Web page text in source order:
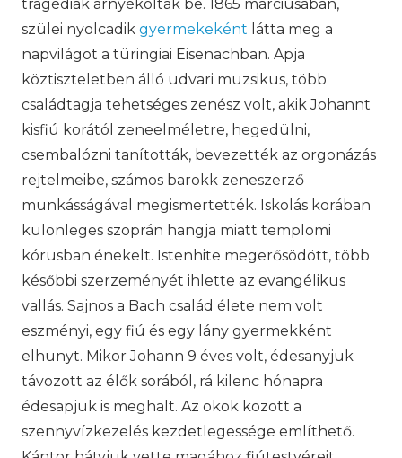
tragédiák árnyékolták be. 1865 márciusában,
szülei nyolcadik gyermekeként látta meg a
napvilágot a türingiai Eisenachban. Apja
köztiszteletben álló udvari muzsikus, több
családtagja tehetséges zenész volt, akik Johannt
kisfiú korától zeneelméletre, hegedülni,
csembalózni tanították, bevezették az orgonázás
rejtelmeibe, számos barokk zeneszerző
munkásságával megismertették. Iskolás korában
különleges szoprán hangja miatt templomi
kórusban énekelt. Istenhite megerősödött, több
későbbi szerzeményét ihlette az evangélikus
vallás. Sajnos a Bach család élete nem volt
eszményi, egy fiú és egy lány gyermekként
elhunyt. Mikor Johann 9 éves volt, édesanyjuk
távozott az élők sorából, rá kilenc hónapra
édesapjuk is meghalt. Az okok között a
szennyvízkezelés kezdetlegessége említhető.